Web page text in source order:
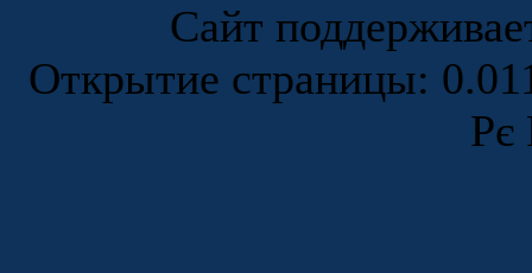
Сайт
Открытие страницы:
Рє